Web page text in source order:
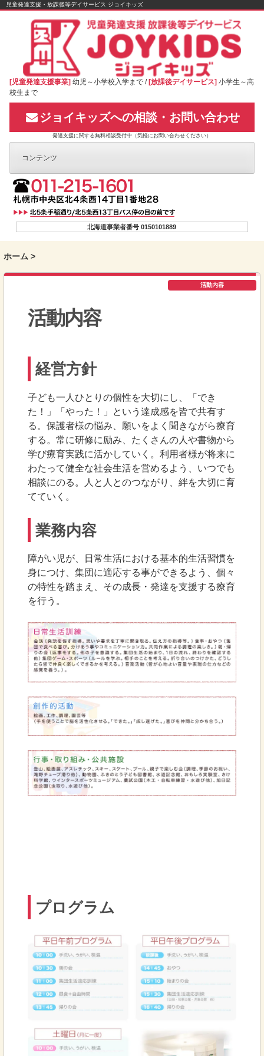
Skip
児童発達支援・放課後等デイサービス ジョイキッズ
[児童発達支援事業] 幼児～小学校入学まで / [放課後デイサービス] 小学生～高
校生まで
ジョイキッズへの相談・お問い合わせ
発達支援に関する無料相談受付中（気軽にお問い合わせください）
コンテンツ
北海道事業者番号 0150101889
ホーム >
活動内容
活動内容
経営方針
子ども一人ひとりの個性を大切にし、「でき
た！」「やった！」という達成感を皆で共有す
る。保護者様の悩み、願いをよく聞きながら療育
する。常に研修に励み、たくさんの人や書物から
学び療育実践に活かしていく。利用者様が将来に
わたって健全な社会生活を営めるよう、いつでも
相談にのる。人と人とのつながり、絆を大切に育
てていく。
業務内容
障がい児が、日常生活における基本的生活習慣を
身につけ、集団に適応する事ができるよう、個々
の特性を踏まえ、その成長・発達を支援する療育
を行う。
プログラム